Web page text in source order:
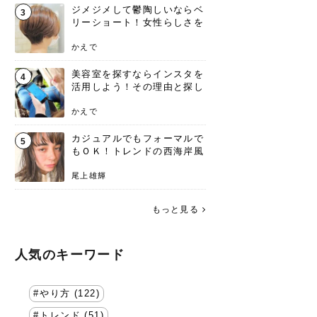
3
ジメジメして鬱陶しいならベ
リーショート！女性らしさを
かえで
4
美容室を探すならインスタを
活用しよう！その理由と探し
かえで
5
カジュアルでもフォーマルで
もＯＫ！トレンドの西海岸風
尾上雄輝
もっと見る
人気のキーワード
やり方 (122)